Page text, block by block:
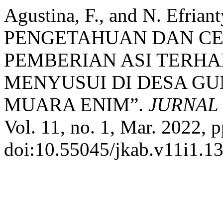
Agustina, F., and N.
PENGETAHUAN DAN
PEMBERIAN ASI
MENYUSUI DI DESA
MUARA ENIM”.
Vol. 11, no. 1, Mar. 2022,
doi:10.55045/